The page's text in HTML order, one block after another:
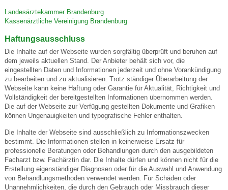
Landesärztekammer Brandenburg
Kassenärztliche Vereinigung Brandenburg
Haftungsausschluss
Die Inhalte auf der Webseite wurden sorgfältig überprüft und beruhen auf
dem jeweils aktuellen Stand. Der Anbieter behält sich vor, die
eingestellten Daten und Informationen jederzeit und ohne Vorankündigung
zu bearbeiten und zu aktualisieren. Trotz ständiger Überarbeitung der
Webseite kann keine Haftung oder Garantie für Aktualität, Richtigkeit und
Vollständigkeit der bereitgestellten Informationen übernommen werden.
Die auf der Webseite zur Verfügung gestellten Dokumente und Grafiken
können Ungenauigkeiten und typografische Fehler enthalten.
Die Inhalte der Webseite sind ausschließlich zu Informationszwecken
bestimmt. Die Informationen stellen in keinerweise Ersatz für
professionelle Beratungen oder Behandlungen durch den ausgebildeten
Facharzt bzw. Fachärztin dar. Die Inhalte dürfen und können nicht für die
Erstellung eigenständiger Diagnosen oder für die Auswahl und Anwendung
von Behandlungsmethoden verwendet werden. Für Schäden oder
Unannehmlichkeiten, die durch den Gebrauch oder Missbrauch dieser